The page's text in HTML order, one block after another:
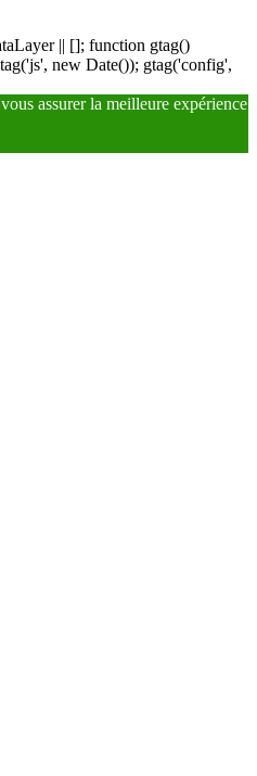
|| []; function gtag()
new Date()); gtag('config',
assurer la meilleure expérience